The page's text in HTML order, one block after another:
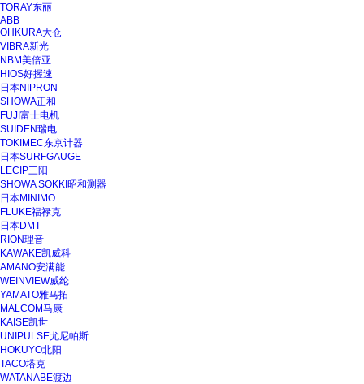
TORAY东丽
ABB
OHKURA大仓
VIBRA新光
NBM美倍亚
HIOS好握速
日本NIPRON
SHOWA正和
FUJI富士电机
SUIDEN瑞电
TOKIMEC东京计器
日本SURFGAUGE
LECIP三阳
SHOWA SOKKI昭和测器
日本MINIMO
FLUKE福禄克
日本DMT
RION理音
KAWAKE凯威科
AMANO安满能
WEINVIEW威纶
YAMATO雅马拓
MALCOM马康
KAISE凯世
UNIPULSE尤尼帕斯
HOKUYO北阳
TACO塔克
WATANABE渡边